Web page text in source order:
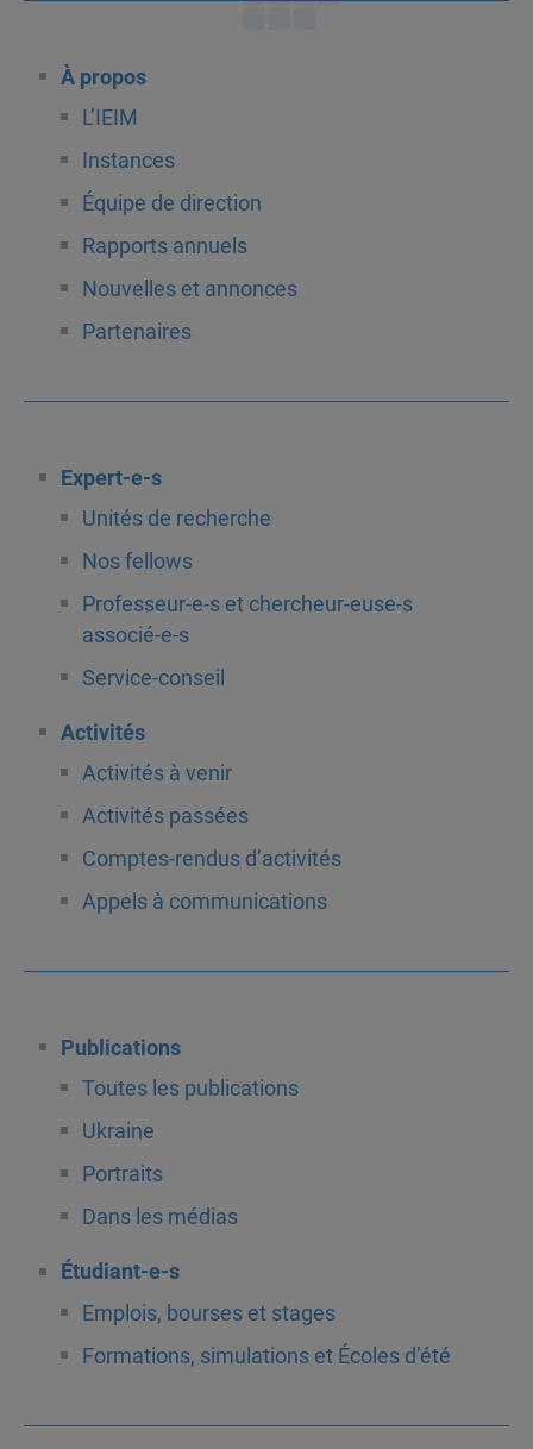
À propos
L’IEIM
Instances
Équipe de direction
Rapports annuels
Nouvelles et annonces
Partenaires
Expert-e-s
Unités de recherche
Nos fellows
Professeur-e-s et chercheur-euse-s
associé-e-s
Service-conseil
Activités
Activités à venir
Activités passées
Comptes-rendus d’activités
Appels à communications
Publications
Toutes les publications
Ukraine
Portraits
Dans les médias
Étudiant-e-s
Emplois, bourses et stages
Formations, simulations et Écoles d’été